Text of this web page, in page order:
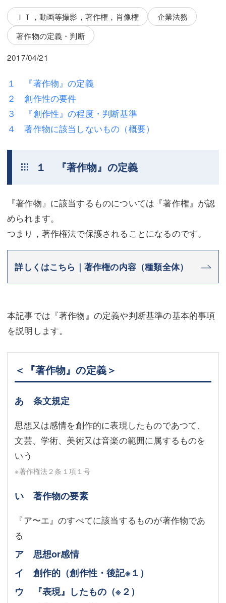
三平 隆史
吉元 優仁
小川 祐
弁護士費用
不動産
相続・遺言
企業法務
刑事弁護
交通事故
不動産登記
債務整理
アクセス
東京事務所 (新宿・四谷)
埼玉事務所 (さいたま市)
川口事務所（埼玉県川口市）
三平 隆史
吉元 優仁
弁護士費用
不動産
相続・遺言
離婚（夫婦間トラブル）
労働問題（解雇，残業等）
交通事故
不動産登記
商業登記
マスコミ取材・実績
東京事務所 (新宿・四谷)
埼玉事務所 (さいたま市)
川口事務所（埼玉県川口市）
お問い合せフォーム
ＩＴ，動画等撮影，著作権，肖像権
企業法務
著作物の定義・判断
2017/04/21
１ 『著作物』の定義
２ 創作性の要件
３ 『創作性』の程度・判断基準
４ 著作物に該当しないもの（概要）
１ 『著作物』の定義
『著作物』に該当するものについては『著作権』が認
められます。
つまり，著作権法で保護されることになるのです。
詳しくはこちら｜著作権の内容（種類全体）
本記事では『著作物』の定義や判断基準の基本的事項
を説明します。
＜『著作物』の定義＞
あ 条文規定
思想又は感情を創作的に表現したものであつて、
文芸、学術、美術又は音楽の範囲に属するものを
いう
※著作権法２条１項１号
い 著作物の要素
『ア〜エ』のすべてに該当するものが著作物であ
る
ア 思想or感情
イ 創作的（創作性・後記※１）
ウ 『表現』したもの （※２）